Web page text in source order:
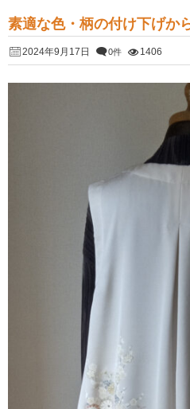
素適な色・柄の付け下げか
2024年9月17日 0件 1406